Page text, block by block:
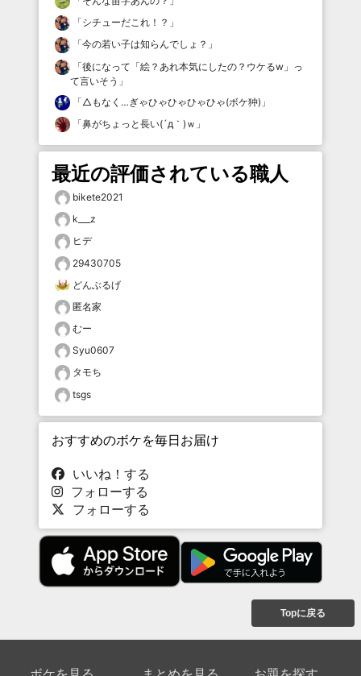
「シチューだこれ！？ 」
「今の若い子は知らんでしょ？ 」
「後になって「絵？あれ本気にしたの？ウケるw」っ
て言いそう 」
「△もなく…ぎゃひゃひゃひゃひゃ(ボケ狆) 」
「鼻がちょっと長い(´д｀)ｗ 」
最近の評価されている職人
bikete2021
k___z
ヒデ
29430705
どんぶるげ
匿名家
むー
Syu0607
タモち
tsgs
おすすめのボケを毎日お届け
いいね！する
フォローする
フォローする
Topに戻る